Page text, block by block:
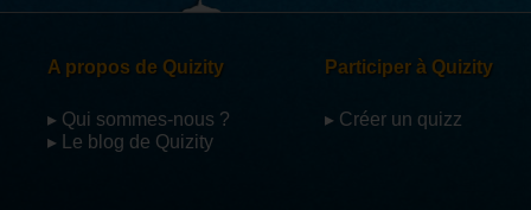
A propos de Quizity
▸ Qui sommes-nous ?
▸ Le blog de Quizity
Participer à Quizity
▸ Créer un quizz